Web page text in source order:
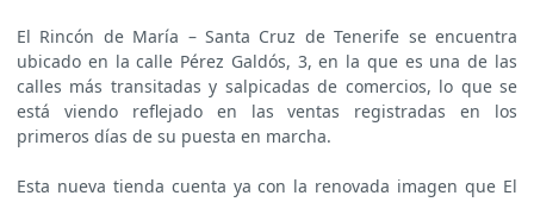
El Rincón de María – Santa Cruz de Tenerife se encuentra
ubicado en la calle Pérez Galdós, 3, en la que es una de las
calles más transitadas y salpicadas de comercios, lo que se
está viendo reflejado en las ventas registradas en los
primeros días de su puesta en marcha.
Esta nueva tienda cuenta ya con la renovada imagen que El